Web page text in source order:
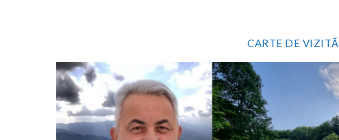
CARTE DE VIZITĂ